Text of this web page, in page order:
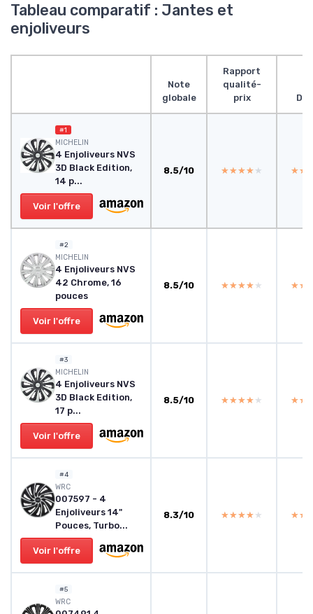
Tableau comparatif : Jantes et
enjoliveurs
Note
globale
Rapport
qualité-
prix
#1
‎MICHELIN
4 Enjoliveurs NVS
3D Black Edition,
14 p...
Voir l'offre
8.5/10 ★★★★★
★★★★★
#2
‎MICHELIN
4 Enjoliveurs NVS
42 Chrome, 16
pouces
Voir l'offre
8.5/10 ★★★★★
★★★★★
#3
‎MICHELIN
4 Enjoliveurs NVS
3D Black Edition,
17 p...
Voir l'offre
8.5/10 ★★★★★
★★★★★
#4
‎WRC
007597 - 4
Enjoliveurs 14"
Pouces, Turbo...
Voir l'offre
8.3/10 ★★★★★
★★★★★
#5
‎WRC